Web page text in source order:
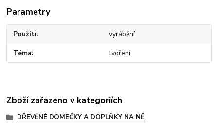
Parametry
Použití vyrábění
Téma tvoření
Zboží zařazeno v kategoriích
DŘEVĚNÉ DOMEČKY A DOPLŇKY NA NĚ